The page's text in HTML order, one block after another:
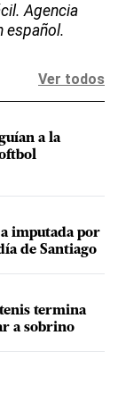
Agencia
español.
Ver todos
a la
imputada por
de Santiago
termina
a sobrino